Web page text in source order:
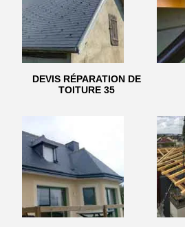
DEVIS RÉPARATION DE
TOITURE 35